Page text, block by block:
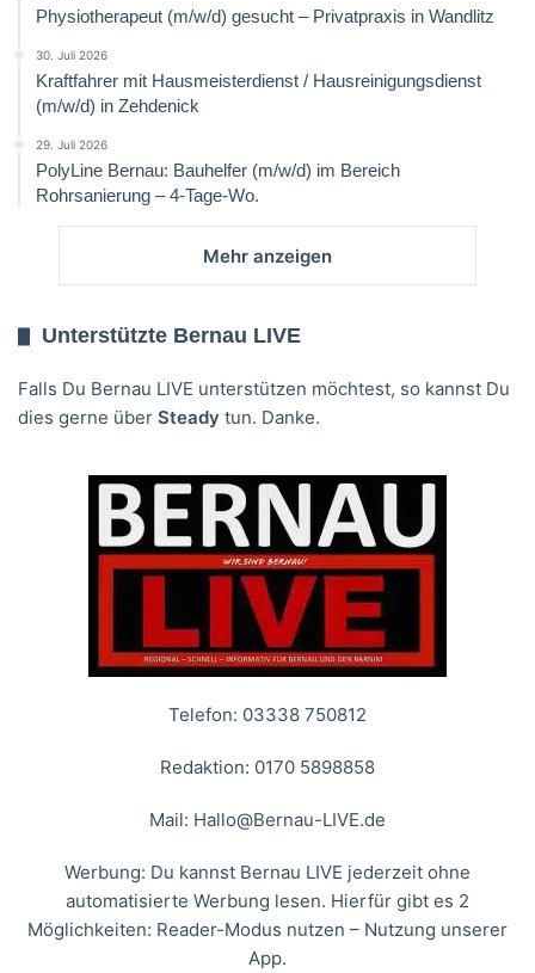
Physiotherapeut (m/w/d) gesucht – Privatpraxis in Wandlitz
30. Juli 2026
Kraftfahrer mit Hausmeisterdienst / Hausreinigungsdienst
(m/w/d) in Zehdenick
29. Juli 2026
PolyLine Bernau: Bauhelfer (m/w/d) im Bereich
Rohrsanierung – 4-Tage-Wo.
Mehr anzeigen
Unterstützte Bernau LIVE
Falls Du Bernau LIVE unterstützen möchtest, so kannst Du
dies gerne über Steady tun. Danke.
Telefon: 03338 750812
Redaktion: 0170 5898858
Mail: Hallo@Bernau-LIVE.de
Werbung: Du kannst Bernau LIVE jederzeit ohne
automatisierte Werbung lesen. Hierfür gibt es 2
Möglichkeiten: Reader-Modus nutzen – Nutzung unserer
App.